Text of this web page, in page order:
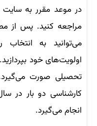
در موعد مقرر به
مراجعه کنید. پس از
می‌توانید به
اولویت‌های خود
تحصیلی صورت
کارشناسی دو بار در
انجام می‌گیرد.